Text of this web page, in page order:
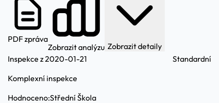
PDF zpráva
Zobrazit analýzu Zobrazit detaily
Inspekce z 2020-01-21
Komplexní inspekce
Standardní
Hodnoceno:Střední Škola